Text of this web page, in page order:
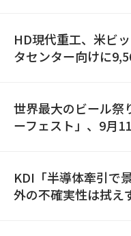
HD現代重工、米ビ
タセンター向けに
世界最大のビール祭
ーフェスト」、9月
KDI「半導体牽引で
外の不確実性は拭え